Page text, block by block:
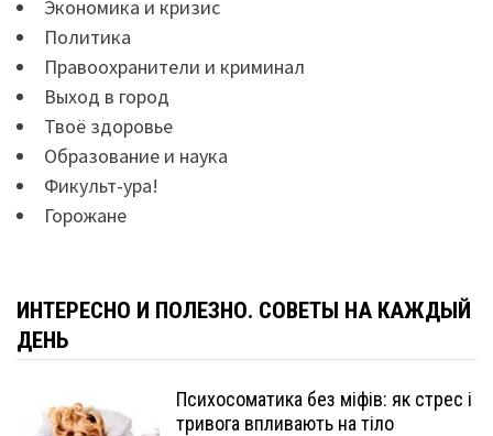
Экономика и кризис
Политика
Правоохранители и криминал
Выход в город
Твоё здоровье
Образование и наука
Фикульт-ура!
Горожане
ИНТЕРЕСНО И ПОЛЕЗНО. СОВЕТЫ НА КАЖДЫЙ
ДЕНЬ
Психосоматика без міфів: як стрес і
тривога впливають на тіло